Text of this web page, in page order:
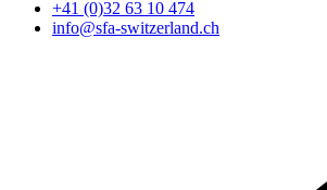
+41 (0)32 63 10 474
info@sfa-switzerland.ch